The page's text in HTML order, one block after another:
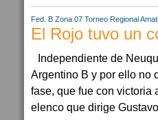
Fed. B Zona 07 Torneo Regional
El Rojo tuvo un
Independiente de
Argentino B y por ello no
fase, que fue con victoria
elenco que dirige